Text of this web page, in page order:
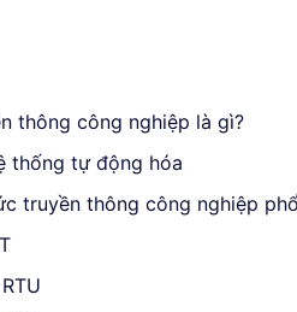
thông công nghiệp là gì?
thống tự động hóa
truyền thông công nghiệp